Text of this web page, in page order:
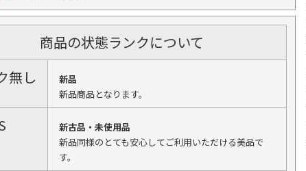
商品の状態ランクについて
無し
新品
新品商品となります。
新古品・未使用品
新品同様のとても安心してご利用いただける美品で
す。